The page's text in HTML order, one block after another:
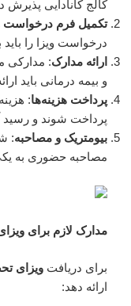
کالج کانادایی پذیرش
تکمیل فرم درخواست
درخواست ویزا را
ارائه مدارک: مدارکی
و بیمه درمانی باید
پرداخت هزینه‌ها:
پرداخت شوند و رسید
بیومتریک و مصاحبه:
مصاحبه حضوری به
مدارک لازم برای
برای دریافت ویزای
ارائه دهد: